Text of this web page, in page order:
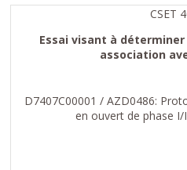
CSET
Essai visant à déterminer
association
D7407C00001 / AZD0486:
en ouvert de phase I/